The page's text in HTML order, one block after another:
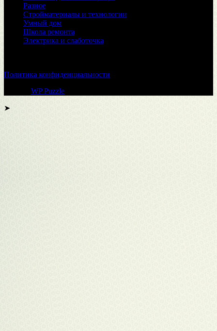
Разное
Стройматериалы и технологии
Умный дом
Школа ремонта
Электрика и слаботочка
Политика конфиденциальности
WP Puzzle
➤